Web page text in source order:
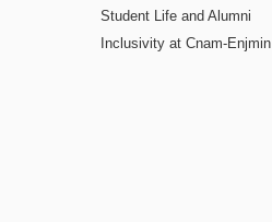
Student Life and Alumni
Inclusivity at Cnam-Enjmin